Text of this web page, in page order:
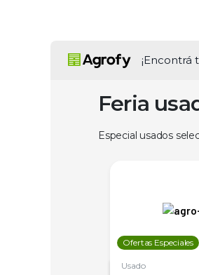
¡Encontrá
Feria
Especial usados
Ofertas Especiales
Usado